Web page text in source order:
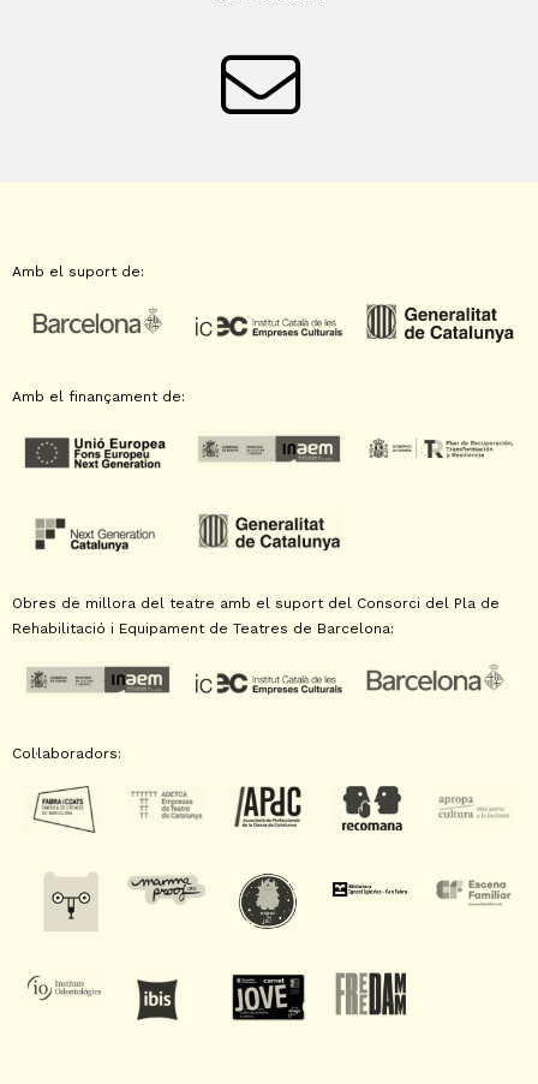
Amb el suport de:
Amb el finançament de:
Obres de millora del teatre amb el suport del Consorci del Pla de
Rehabilitació i Equipament de Teatres de Barcelona:
Col·laboradors: